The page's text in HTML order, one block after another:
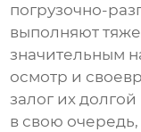
погрузочно-
выполняют
значительным
осмотр и
залог их
в свою